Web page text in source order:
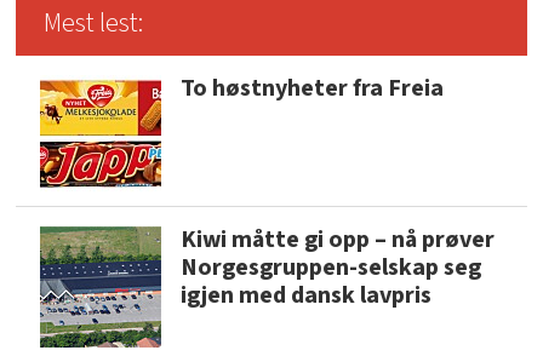
Mest lest:
To høstnyheter fra Freia
Kiwi måtte gi opp – nå prøver
Norgesgruppen-selskap seg
igjen med dansk lavpris